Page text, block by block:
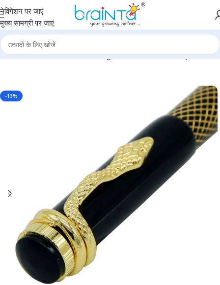
नेविगेशन पर जाएं
मुख्य सामग्री पर जाएं
Ball Pen – For Office, College, Personal Use – BG-JA116RPC
-13%